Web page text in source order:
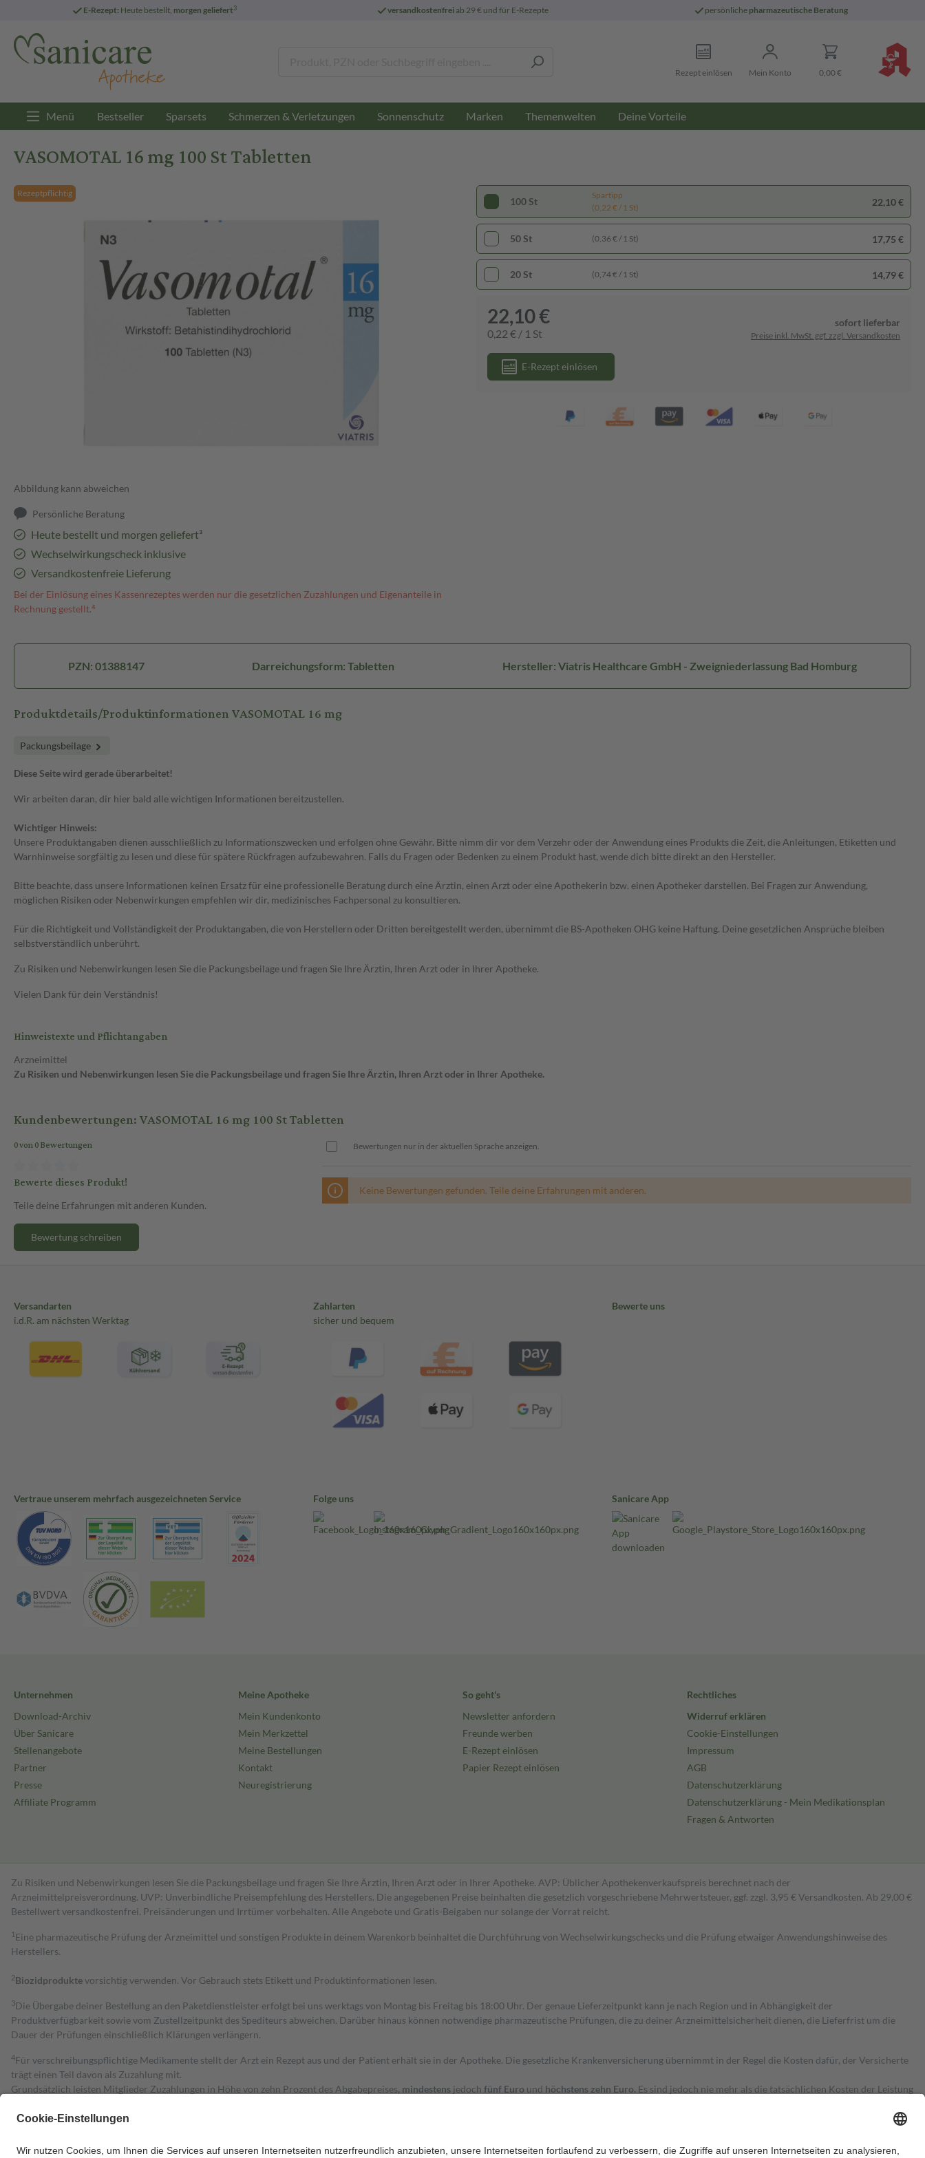
E-Rezept: Heute bestellt, morgen geliefert3 versandkostenfreiab 29 € und für E-Rezepte persönliche pharmazeutische Beratung
Rezept einlösen Mein Konto 0,00 €
Menü Bestseller Sparsets Schmerzen & Verletzungen Sonnenschutz Marken Themenwelten Deine Vorteile
VASOMOTAL 16 mg 100 St Tabletten
Rezeptpflichtig
Abbildung kann abweichen
Persönliche Beratung
Heute bestellt und morgen geliefert³
Wechselwirkungscheck inklusive
Versandkostenfreie Lieferung
Bei der Einlösung eines Kassenrezeptes werden nur die gesetzlichen Zuzahlungen und Eigenanteile in
Rechnung gestellt.⁴
100 St
Spartipp
(0,22 € / 1 St)
22,10 €
50 St (0,36 € / 1 St) 17,75 €
20 St (0,74 € / 1 St) 14,79 €
22,10 €
0,22 € / 1 St
sofort lieferbar
Preise inkl. MwSt. ggf. zzgl. Versandkosten
E-Rezept einlösen
PZN: 01388147 Darreichungsform: Tabletten Hersteller: Viatris Healthcare GmbH - Zweigniederlassung Bad Homburg
Produktdetails/Produktinformationen VASOMOTAL 16 mg
Packungsbeilage
Diese Seite wird gerade überarbeitet!
Wir arbeiten daran, dir hier bald alle wichtigen Informationen bereitzustellen.
Wichtiger Hinweis:
Unsere Produktangaben dienen ausschließlich zu Informationszwecken und erfolgen ohne Gewähr. Bitte nimm dir vor dem Verzehr oder der Anwendung eines Produkts die Zeit, die Anleitungen, Etiketten und
Warnhinweise sorgfältig zu lesen und diese für spätere Rückfragen aufzubewahren. Falls du Fragen oder Bedenken zu einem Produkt hast, wende dich bitte direkt an den Hersteller.
Bitte beachte, dass unsere Informationen keinen Ersatz für eine professionelle Beratung durch eine Ärztin, einen Arzt oder eine Apothekerin bzw. einen Apotheker darstellen. Bei Fragen zur Anwendung,
möglichen Risiken oder Nebenwirkungen empfehlen wir dir, medizinisches Fachpersonal zu konsultieren.
Für die Richtigkeit und Vollständigkeit der Produktangaben, die von Herstellern oder Dritten bereitgestellt werden, übernimmt die BS-Apotheken OHG keine Haftung. Deine gesetzlichen Ansprüche bleiben
selbstverständlich unberührt.
Zu Risiken und Nebenwirkungen lesen Sie die Packungsbeilage und fragen Sie Ihre Ärztin, Ihren Arzt oder in Ihrer Apotheke.
Vielen Dank für dein Verständnis!
Hinweistexte und Pflichtangaben
Arzneimittel
Zu Risiken und Nebenwirkungen lesen Sie die Packungsbeilage und fragen Sie Ihre Ärztin, Ihren Arzt oder in Ihrer Apotheke.
Kundenbewertungen: VASOMOTAL 16 mg 100 St Tabletten
0 von 0 Bewertungen
Bewerte dieses Produkt!
Teile deine Erfahrungen mit anderen Kunden.
Bewertung schreiben
Bewertungen nur in der aktuellen Sprache anzeigen.
Keine Bewertungen gefunden. Teile deine Erfahrungen mit anderen.
Versandarten
i.d.R. am nächsten Werktag
Zahlarten
sicher und bequem
Bewerte uns
Vertraue unserem mehrfach ausgezeichneten Service Folge uns Sanicare App
Unternehmen
Download-Archiv
Über Sanicare
Stellenangebote
Partner
Presse
Affiliate Programm
Meine Apotheke
Mein Kundenkonto
Mein Merkzettel
Meine Bestellungen
Kontakt
Neuregistrierung
So geht's
Newsletter anfordern
Freunde werben
E-Rezept einlösen
Papier Rezept einlösen
Rechtliches
Widerruf erklären
Cookie-Einstellungen
Impressum
AGB
Datenschutzerklärung
Datenschutzerklärung - Mein Medikationsplan
Fragen & Antworten
Zu Risiken und Nebenwirkungen lesen Sie die Packungsbeilage und fragen Sie Ihre Ärztin, Ihren Arzt oder in Ihrer Apotheke. AVP: Üblicher Apothekenverkaufspreis berechnet nach der
Arzneimittelpreisverordnung. UVP: Unverbindliche Preisempfehlung des Herstellers. Die angegebenen Preise beinhalten die gesetzlich vorgeschriebene Mehrwertsteuer, ggf. zzgl. 3,95 € Versandkosten. Ab 29,00 €
Bestell­wert versand­kosten­frei. Preisänderungen und Irrtümer vorbehalten. Alle Angebote und Gratis-Beigaben nur solange der Vorrat reicht.
1 Eine pharmazeutische Prüfung der Arzneimittel und sonstigen Produkte in deinem Warenkorb beinhaltet die Durchführung von Wechselwirkungschecks und die Prüfung etwaiger Anwendungshinweise des
Herstellers.
2Biozidproduktevorsichtig verwenden. Vor Gebrauch stets Etikett und Produktinformationen lesen.
3Die Übergabe deiner Bestellung an den Paketdienstleister erfolgt bei uns werktags von Montag bis Freitag bis 18:00 Uhr. Der genaue Lieferzeitpunkt kann je nach Region und in Abhängigkeit der
Produktverfügbarkeit sowie vom Zustellzeitpunkt des Spediteurs abweichen. Darüber hinaus können notwendige pharmazeutische Prüfungen, die zu deiner Arzneimittelsicherheit dienen, die Lieferfrist um die
Dauer der Prüfungen einschließlich Klärungen verlängern.
4Für verschreibungspflichtige Medikamente stellt der Arzt ein Rezept aus und der Patient erhält sie in der Apotheke. Die gesetzliche Krankenversicherung übernimmt in der Regel die Kosten dafür, der Versicherte
trägt einen Teil davon als Zuzahlung mit.
Grundsätzlich leisten Mitglieder Zuzahlungen in Höhe von zehn Prozent des Abgabepreises, mindestens jedoch fünf Euro und höchstens zehn Euro. Es sind jedoch nie mehr als die tatsächlichen Kosten der Leistung
Diese Regeln gelten grundsätzlich auch für Online-Apotheken.
Um das Engagement der Versicherten für ihre eigene Gesundheit zu stärken und die besondere Stellung der Familie zu unterstützen, fallenkeine Zuzahlungen an bei: